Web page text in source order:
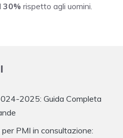
30% rispetto agli uomini.
2025: Guida Completa
PMI in consultazione: